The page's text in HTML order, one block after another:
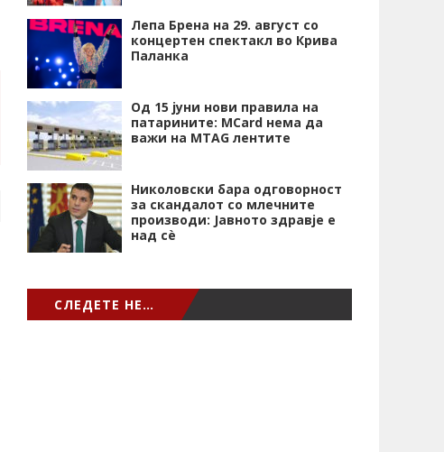
Лепа Брена на 29. август со
концертен спектакл во Крива
Паланка
Од 15 јуни нови правила на
патарините: MCard нема да
важи на MTAG лентите
Николовски бара одговорност
за скандалот со млечните
производи: Јавното здравје е
над сѐ
СЛЕДЕТЕ НЕ…